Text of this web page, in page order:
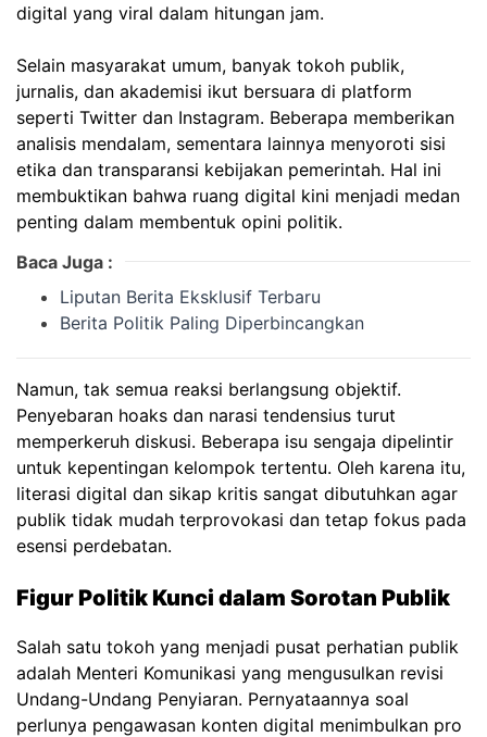
digital yang viral dalam hitungan jam.
Selain masyarakat umum, banyak tokoh publik,
jurnalis, dan akademisi ikut bersuara di platform
seperti Twitter dan Instagram. Beberapa memberikan
analisis mendalam, sementara lainnya menyoroti sisi
etika dan transparansi kebijakan pemerintah. Hal ini
membuktikan bahwa ruang digital kini menjadi medan
penting dalam membentuk opini politik.
Baca Juga :
Liputan Berita Eksklusif Terbaru
Berita Politik Paling Diperbincangkan
Namun, tak semua reaksi berlangsung objektif.
Penyebaran hoaks dan narasi tendensius turut
memperkeruh diskusi. Beberapa isu sengaja dipelintir
untuk kepentingan kelompok tertentu. Oleh karena itu,
literasi digital dan sikap kritis sangat dibutuhkan agar
publik tidak mudah terprovokasi dan tetap fokus pada
esensi perdebatan.
Figur Politik Kunci dalam Sorotan Publik
Salah satu tokoh yang menjadi pusat perhatian publik
adalah Menteri Komunikasi yang mengusulkan revisi
Undang-Undang Penyiaran. Pernyataannya soal
perlunya pengawasan konten digital menimbulkan pro